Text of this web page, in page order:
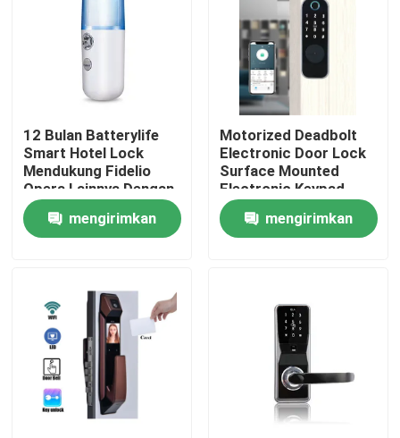
Produk
Video
Tentang kami
12 Bulan Batterylife
Smart Hotel Lock
Mendukung Fidelio
Opera Lainnya Dengan
Berat 15 Kg Cocok
untuk Solusi
Keamanan Hotel
mengirimkan
Motorized Deadbolt
Electronic Door Lock
Surface Mounted
Electronic Keypad
Entry System
Dirancang untuk
Perumahan Komersial
mengirimkan